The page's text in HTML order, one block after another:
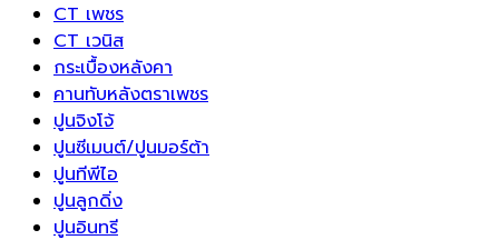
CT เพชร
CT เวนิส
กระเบื้องหลังคา
คานทับหลังตราเพชร
ปูนจิงโจ้
ปูนซีเมนต์/ปูนมอร์ต้า
ปูนทีพีไอ
ปูนลูกดิ่ง
ปูนอินทรี